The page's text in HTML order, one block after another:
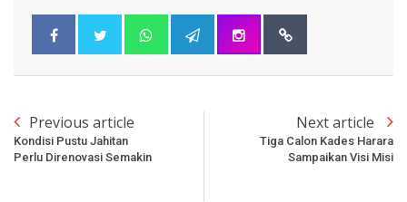
Previous article
Kondisi Pustu Jahitan
Perlu Direnovasi Semakin
Next article
Tiga Calon Kades Harara
Sampaikan Visi Misi